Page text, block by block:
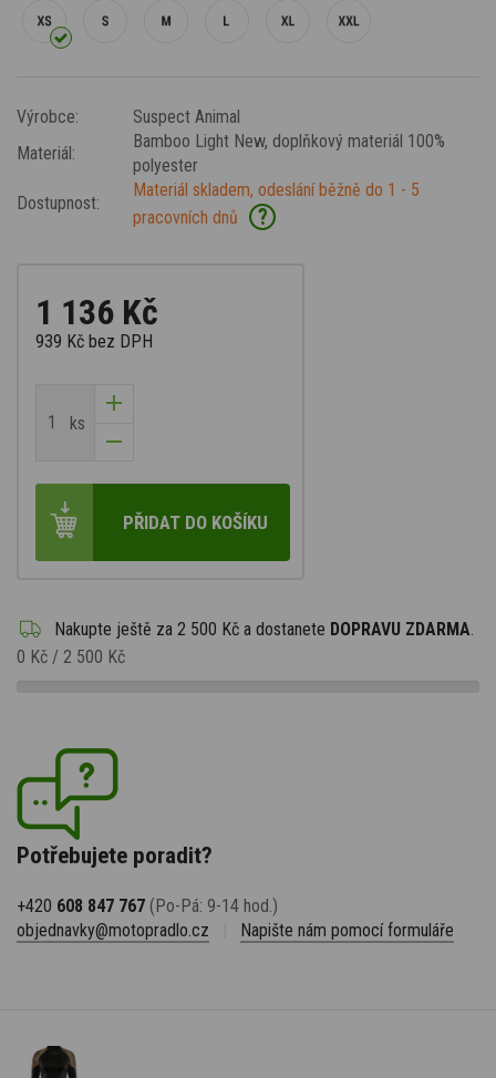
Výrobce:
Suspect Animal
Materiál:
Bamboo Light New, doplňkový materiál 100%
polyester
Dostupnost:
Materiál skladem, odeslání běžně do 1 - 5
pracovních dnů
?
1 136 Kč
939 Kč bez DPH
ks
PŘIDAT DO KOŠÍKU
Nakupte ještě za 2 500 Kč a dostanete DOPRAVU ZDARMA
0 Kč / 2 500 Kč
Potřebujete poradit?
+420 608 847 767 (Po-Pá: 9-14 hod.)
objednavky@motopradlo.cz
Napište nám pomocí formuláře